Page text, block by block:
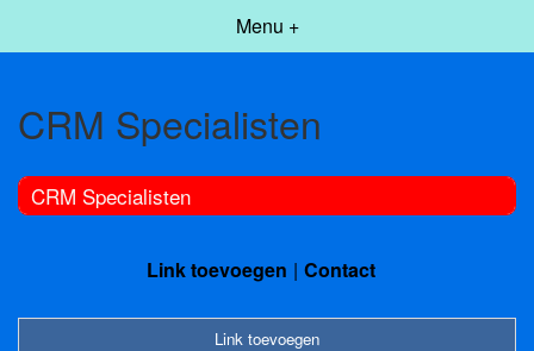
Menu +
CRM Specialisten
CRM Specialisten
Link toevoegen Contact
Link toevoegen